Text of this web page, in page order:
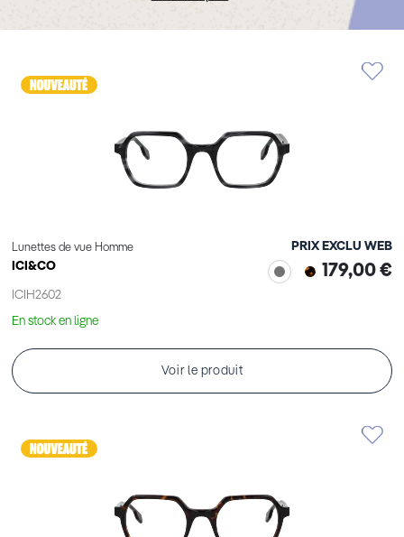
Lunettes de vue Homme
ICI&CO
ICIH2602
PRIX EXCLU WEB
179,00 €
En stock en ligne
Voir le produit